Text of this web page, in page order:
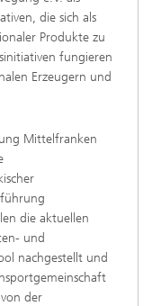
die sich als
Produkte zu
fungieren
Erzeugern und
Mittelfranken
die aktuellen
und
nachgestellt und
der